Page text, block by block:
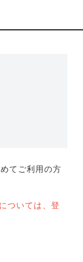
てご利用の方
ついては、登